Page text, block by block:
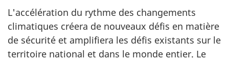
L'accélération du rythme des changements
climatiques créera de nouveaux défis en matière
de sécurité et amplifiera les défis existants sur le
territoire national et dans le monde entier. Le